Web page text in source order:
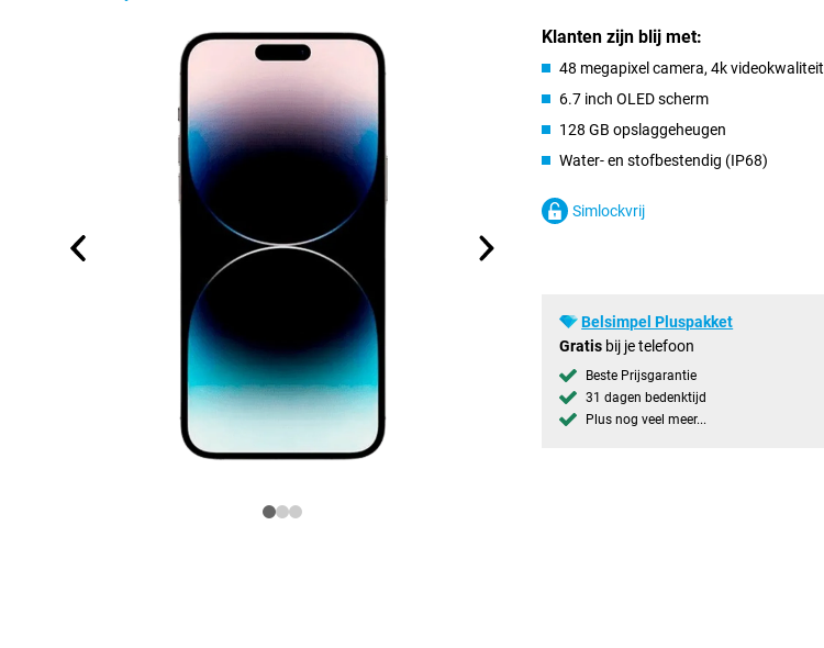
Klanten zijn blij met:
48 megapixel camera, 4k videokwaliteit
6.7 inch OLED scherm
128 GB opslaggeheugen
Water- en stofbestendig (IP68)
Simlockvrij
Belsimpel Pluspakket
Gratis bij je telefoon
Beste Prijsgarantie
31 dagen bedenktijd
Plus nog veel meer...